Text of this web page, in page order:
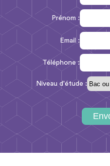
Prénom :
Email :
Téléphone :
Niveau d'étude :